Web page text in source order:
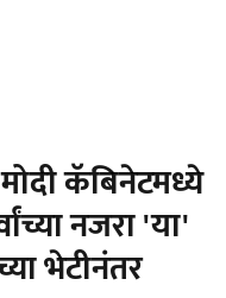
कॅबिनेटमध्ये
नजरा 'या'
भेटीनंतर